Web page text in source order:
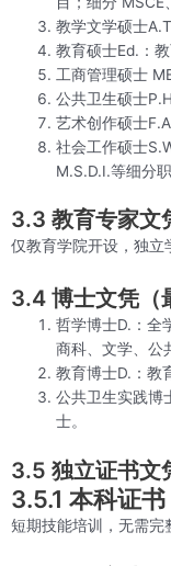
教学文学硕士
教育硕士Ed.：
工商管理硕士
公共卫生硕士
艺术创作硕士
社会工作硕士
M.S.D.I.等细分
3.3 教育专家文
仅教育学院开设，独立
3.4 博士文凭（
哲学博士D.：全
商科、文学、公
教育博士D.：教
公共卫生实践博
士。
3.5 独立证书文
3.5.1 本科证书
短期技能培训，无需完